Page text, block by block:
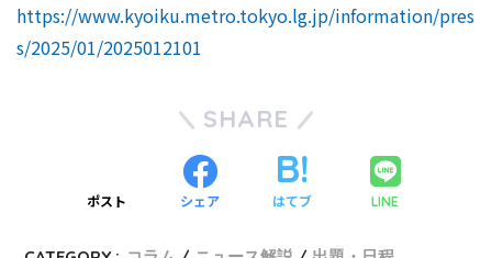
https://www.kyoiku.metro.tokyo.lg.jp/information/pres
s/2025/01/2025012101
SHARE
ポスト シェア はてブ LINE